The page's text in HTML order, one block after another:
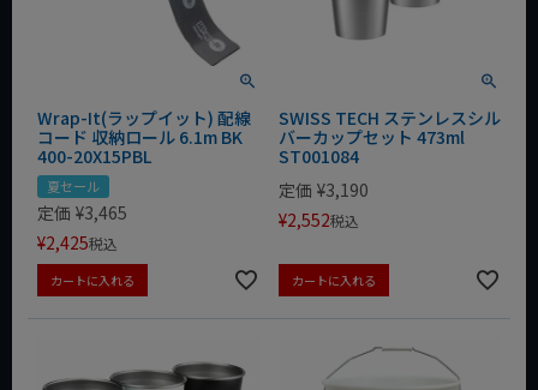
Wrap-It(ラップイット) 配線
コード 収納ロール 6.1m BK
400-20X15PBL
夏セール
定価 ¥3,465
¥2,425税込
カートに入れる
SWISS TECH ステンレスシル
バーカップセット 473ml
ST001084
定価 ¥3,190
¥2,552税込
カートに入れる